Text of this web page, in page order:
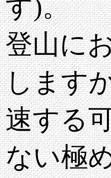
す)。
登山に
します
速する
ない極